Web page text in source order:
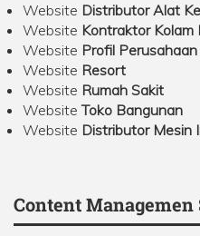
Website Distributor Alat
Website Kontraktor Kolam
Website Profil Perusahaan
Website Resort
Website Rumah Sakit
WebsiteToko Bangunan
Website Distributor Mesin
Content